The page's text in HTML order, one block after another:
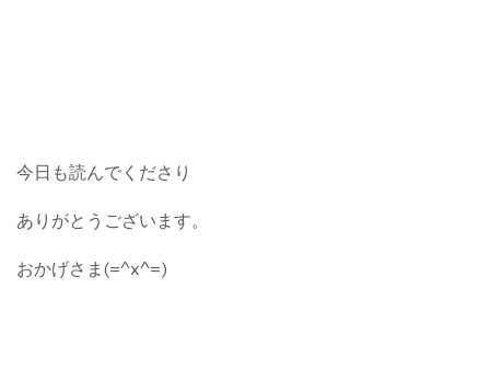
今日も読んでくださり
ありがとうございます。
おかげさま(=^x^=)